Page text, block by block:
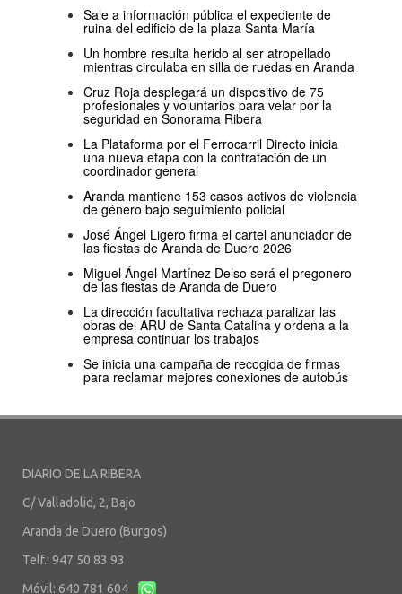
Sale a información pública el expediente de
ruina del edificio de la plaza Santa María
Un hombre resulta herido al ser atropellado
mientras circulaba en silla de ruedas en Aranda
Cruz Roja desplegará un dispositivo de 75
profesionales y voluntarios para velar por la
seguridad en Sonorama Ribera
La Plataforma por el Ferrocarril Directo inicia
una nueva etapa con la contratación de un
coordinador general
Aranda mantiene 153 casos activos de violencia
de género bajo seguimiento policial
José Ángel Ligero firma el cartel anunciador de
las fiestas de Aranda de Duero 2026
Miguel Ángel Martínez Delso será el pregonero
de las fiestas de Aranda de Duero
La dirección facultativa rechaza paralizar las
obras del ARU de Santa Catalina y ordena a la
empresa continuar los trabajos
Se inicia una campaña de recogida de firmas
para reclamar mejores conexiones de autobús
DIARIO DE LA RIBERA
C/ Valladolid, 2, Bajo
Aranda de Duero (Burgos)
Telf.: 947 50 83 93
Móvil: 640 781 604